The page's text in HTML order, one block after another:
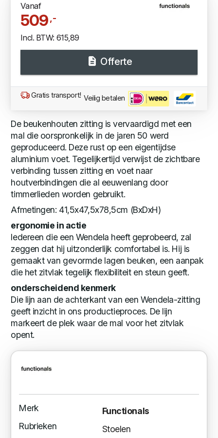
Vanaf
509,-
Incl. BTW: 615,89
Offerte
Gratis transport! Veilig betalen
De beukenhouten zitting is vervaardigd met een
mal die oorspronkelijk in de jaren 50 werd
geproduceerd. Deze rust op een eigentijdse
aluminium voet. Tegelijkertijd verwijst de zichtbare
verbinding tussen zitting en voet naar
houtverbindingen die al eeuwenlang door
timmerlieden worden gebruikt.
Afmetingen: 41,5x47,5x78,5cm (BxDxH)
ergonomie in actie
Iedereen die een Wendela heeft geprobeerd, zal
zeggen dat hij uitzonderlijk comfortabel is. Hij is
gemaakt van gevormde lagen beuken, een aanpak
die het zitvlak tegelijk flexibiliteit en steun geeft.
onderscheidend kenmerk
Die lijn aan de achterkant van een Wendela-zitting
geeft inzicht in ons productieproces. De lijn
markeert de plek waar de mal voor het zitvlak
opent.
Merk
Functionals
Rubrieken
Stoelen